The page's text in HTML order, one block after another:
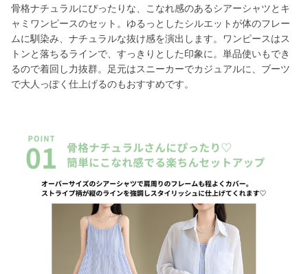
骨格ナチュラルにぴったりな、こなれ感のあるシアーシャツとキ
ャミワンピースのセット。ゆるっとしたシルエットが体のフレー
ムに馴染み、ナチュラルな抜け感を演出します。ワンピースはス
トンと落ちるラインで、すっきりとした印象に。単品使いもでき
るので着回し力抜群。足元はスニーカーでカジュアルに、ブーツ
で大人っぽく仕上げるのもおすすめです。